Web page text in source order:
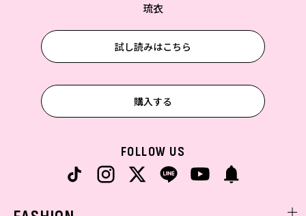
琉衣
試し読みはこちら
購入する
FOLLOW US